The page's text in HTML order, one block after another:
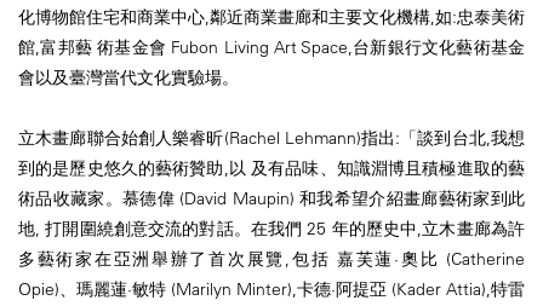
化博物館住宅和商業中心,鄰近商業畫廊和主要文化機構,如:忠泰美術
館,富邦藝 術基金會 Fubon Living Art Space,台新銀行文化藝術基金
會以及臺灣當代文化實驗場。
立木畫廊聯合始創人樂睿昕(Rachel Lehmann)指出:「談到台北,我想
到的是歷史悠久的藝術贊助,以 及有品味、知識淵博且積極進取的藝
術品收藏家。慕德偉 (David Maupin) 和我希望介紹畫廊藝術家到此
地, 打開圍繞創意交流的對話。在我們 25 年的歷史中,立木畫廊為許
多藝術家在亞洲舉辦了首次展覽,包括 嘉芙蓮·奧比 (Catherine
Opie)、瑪麗蓮·敏特 (Marilyn Minter),卡德·阿提亞 (Kader Attia),特雷